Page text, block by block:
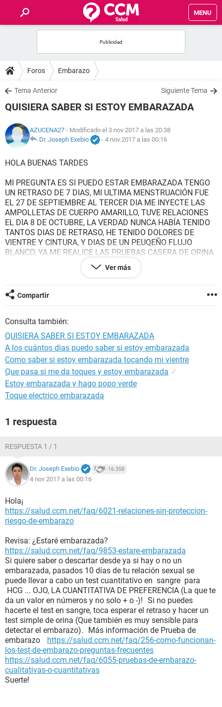
MENU
FOROS
SALUD
FAMILIA
NUTRICIÓN
BIENESTAR
SEXUALIDAD
GLOSARIO
Foros Embarazo
Tema Anterior Siguiente Tema
QUISIERA SABER SI ESTOY EMBARAZADA
AZUCENA27 - Modificado el 3 nov 2017 a las 20:38
Dr. Joseph Exebio
- 4 nov 2017 a las 00:16
HOLA BUENAS TARDES
MI PREGUNTA ES SI PUEDO ESTAR EMBARAZADA TENGO
UN RETRASO DE 7 DIAS, MI ULTIMA MENSTRUACIÓN FUE
EL 27 DE SEPTIEMBRE AL TERCER DIA ME INYECTE LAS
AMPOLLETAS DE CUERPO AMARILLO, TUVE RELACIONES
EL DIA 8 DE OCTUBRE, LA VERDAD NUNCA HABÍA TENIDO
TANTOS DIAS DE RETRASO, HE TENIDO DOLORES DE
VIENTRE Y CINTURA, Y DIAS DE UN PEUQEÑO FLUJO
BLANCO, YA ME REALICE LAS PRUEBAS CASERA DE ORINA
Y SALIERON NEGATIVO, LA PREGUNTA ES SI LAS
AMPOLLETAS OCASIONAN RETRASO Y EN QUE TIEMPO
SEGURA SI O NO ESTOY EMBARAZADA.
Ver más
Compartir
Consulta también:
QUISIERA SABER SI ESTOY EMBARAZADA
A los cuántos dias puedo saber si estoy embarazada
Como saber si estoy embarazada tocando mi vientre
Que pasa si me da toques y estoy embarazada ✓
Estoy embarazada y hago popo verde
Toque electrico embarazada
1 respuesta
RESPUESTA 1 / 1
Dr. Joseph Exebio 16.358
4 nov 2017 a las 00:16
Hola¡
https://salud.ccm.net/faq/6021-relaciones-sin-proteccion-
riesgo-de-embarazo
Revisa: ¿Estaré embarazada?
https://salud.ccm.net/faq/9853-estare-embarazada
Si quiere saber o descartar desde ya si hay o no un
embarazada, pasados 10 días de tu relación sexual se
puede llevar a cabo un test cuantitativo en sangre para
HCG ... OJO, LA CUANTITATIVA DE PREFERENCIA (La que te
da un valor en números y no solo + o -)! Si no puedes
hacerte el test en sangre, toca esperar el retraso y hacer un
test simple de orina (Que también es muy sensible para
detectar el embarazo). Más información de Prueba de
embarazo https://salud.ccm.net/faq/256-como-funcionan-
los-test-de-embarazo-preguntas-frecuentes
https://salud.ccm.net/faq/6055-pruebas-de-embarazo-
cualitativas-o-cuantitativas
Suerte!